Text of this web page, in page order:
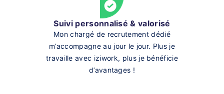
Suivi personnalisé & valorisé
Mon chargé de recrutement dédié
m’accompagne au jour le jour. Plus je
travaille avec iziwork, plus je bénéficie
d’avantages !